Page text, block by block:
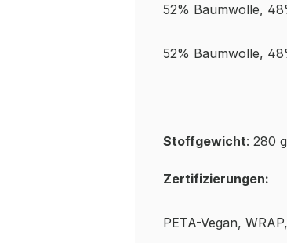
52% Baumwolle,
52% Baumwolle,
Stoffgewicht: 280
Zertifizierungen:
PETA-Vegan,